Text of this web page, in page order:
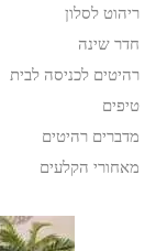
ריהוט לסלון
חדר שינה
רהיטים לכניסה לבית
טיפים
מדברים רהיטים
מאחורי הקלעים